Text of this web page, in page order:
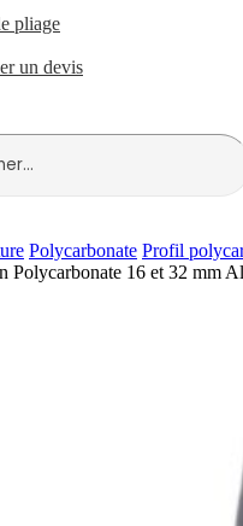
pliage
un devis
Polycarbonate Profil
Polycarbonate 16 et 32 mm